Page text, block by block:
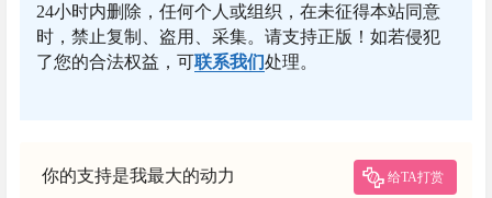
24小时内删除，任何个人或组织，在未征得本站同意
时，禁止复制、盗用、采集。请支持正版！如若侵犯
了您的合法权益，可联系我们处理。
你的支持是我最大的动力 给TA打赏